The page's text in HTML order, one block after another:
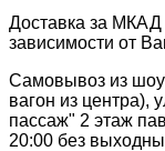
Доставка за МКАД
зависимости от
Самовывоз из
вагон из центра),
пассаж" 2 этаж
20:00 без